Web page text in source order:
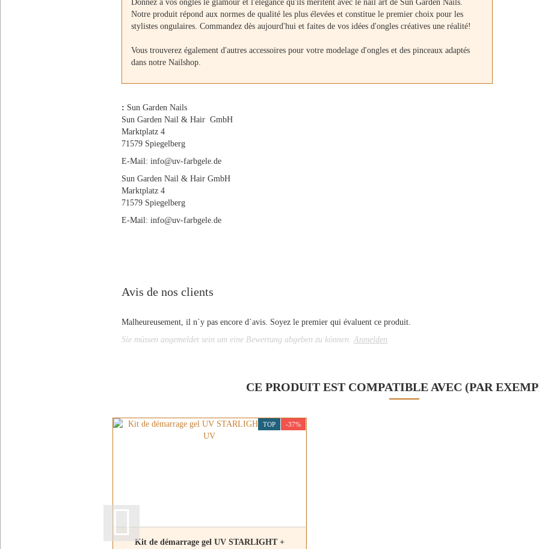
Donnez à vos ongles le glamour et l'élégance qu'ils méritent avec le nail art de Sun Garden Nails.
Notre produit répond aux normes de qualité les plus élevées et constitue le premier choix pour les
stylistes ongulaires. Commandez dès aujourd'hui et faites de vos idées d'ongles créatives une réalité!
Vous trouverez également d'autres accessoires pour votre modelage d'ongles et des pinceaux adaptés
dans notre Nailshop.
: Sun Garden Nails
Sun Garden Nail & Hair GmbH
Marktplatz 4
71579 Spiegelberg
E-Mail: info@uv-farbgele.de
Sun Garden Nail & Hair GmbH
Marktplatz 4
71579 Spiegelberg
E-Mail: info@uv-farbgele.de
Avis de nos clients
Malheureusement, il n`y pas encore d`avis. Soyez le premier qui évaluent ce produit.
Sie müssen angemeldet sein um eine Bewertung abgeben zu können. Anmelden
CE PRODUIT EST COMPATIBLE AVEC (PAR
TOP -37%
Kit de démarrage gel UV STARLIGHT +